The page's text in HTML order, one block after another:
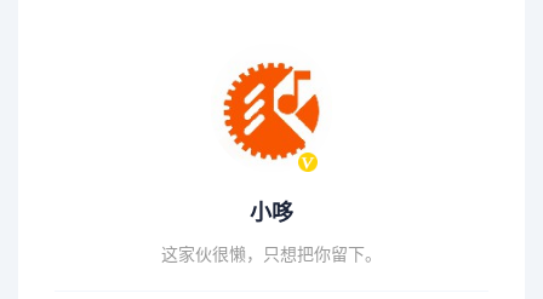
小哆
这家伙很懒，只想把你留下。